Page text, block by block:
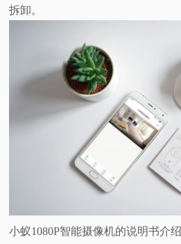
拆卸。
小蚁1080P智能摄像机的说明书介